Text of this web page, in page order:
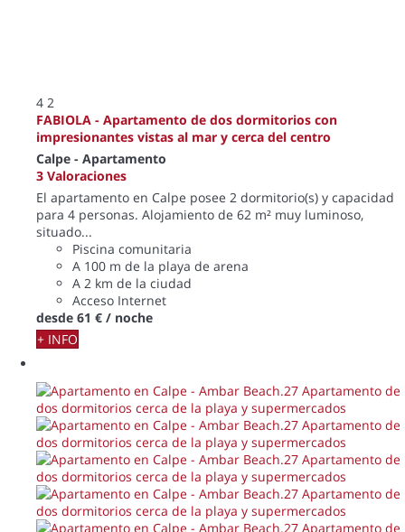
4 2
FABIOLA - Apartamento de dos dormitorios con
impresionantes vistas al mar y cerca del centro
Calpe - Apartamento
3 Valoraciones
El apartamento en Calpe posee 2 dormitorio(s) y capacidad
para 4 personas. Alojamiento de 62 m² muy luminoso,
situado...
Piscina comunitaria
A 100 m de la playa de arena
A 2 km de la ciudad
Acceso Internet
desde 61 € / noche
+ INFO